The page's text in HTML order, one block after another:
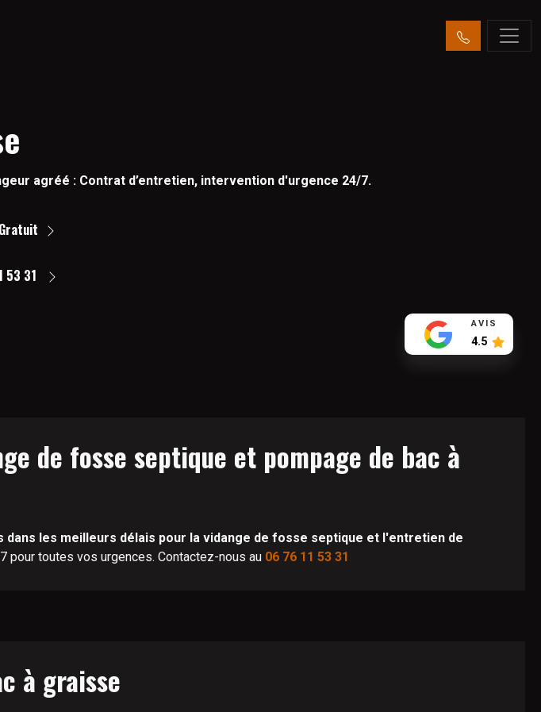
agréé : Contrat d’entretien, intervention d'urgence 24/7.
53 31
AVIS
4.5
de fosse septique et pompage de bac à
dans les meilleurs délais pour la vidange de fosse septique et l'entretien de
pour toutes vos urgences. Contactez-nous au 06 76 11 53 31
à graisse